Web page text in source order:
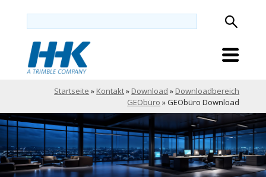
Startseite » Kontakt» Download » Downloadbereich
GEObüro » GEObüro Download